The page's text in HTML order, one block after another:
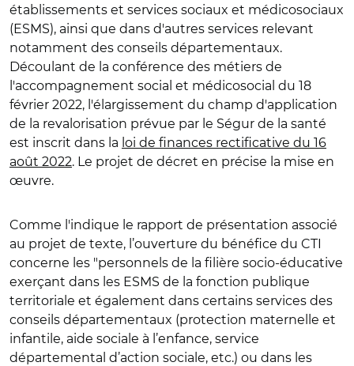
établissements et services sociaux et médicosociaux
(ESMS), ainsi que dans d'autres services relevant
notamment des conseils départementaux.
Découlant de la conférence des métiers de
l'accompagnement social et médicosocial du 18
février 2022, l'élargissement du champ d'application
de la revalorisation prévue par le Ségur de la santé
est inscrit dans la loi de finances rectificative du 16
août 2022. Le projet de décret en précise la mise en
œuvre.
Comme l'indique le rapport de présentation associé
au projet de texte, l’ouverture du bénéfice du CTI
concerne les "personnels de la filière socio-éducative
exerçant dans les ESMS de la fonction publique
territoriale et également dans certains services des
conseils départementaux (protection maternelle et
infantile, aide sociale à l’enfance, service
départemental d’action sociale, etc.) ou dans les